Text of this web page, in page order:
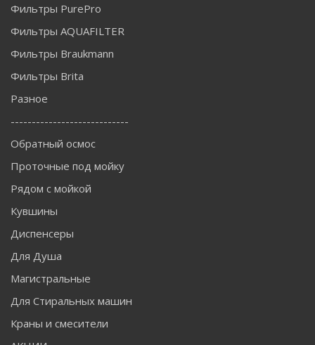
Фильтры PurePro
Фильтры AQUAFILTER
Фильтры Braukmann
Фильтры Brita
Разное
----------------------------
Обратный осмос
Проточные под мойку
Рядом с мойкой
Кувшины
Диспенсеры
Для Душа
Магистральные
Для Стиральных машин
Краны и смесители